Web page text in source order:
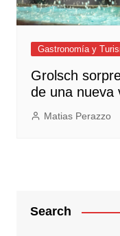
Gastronomía y
Grolsch
de una nueva
Matias Perazzo
Search